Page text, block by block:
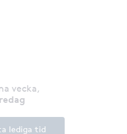
vecka,
lediga tid